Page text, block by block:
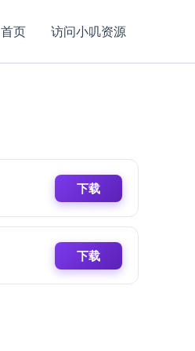
首页 访问小叽资源
下载
下载